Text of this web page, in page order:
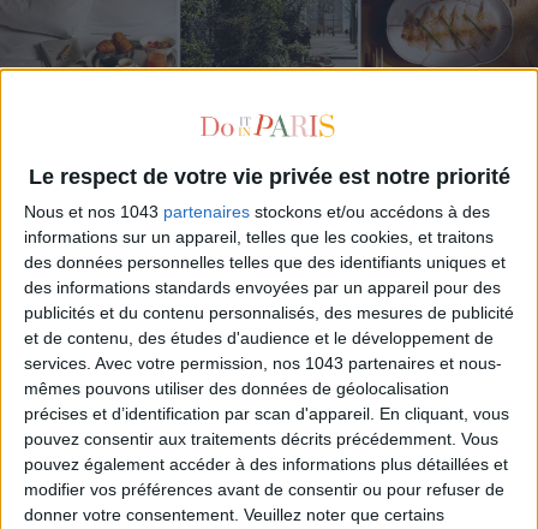
Le respect de votre vie privée est notre priorité
Nous et nos 1043 partenaires stockons et/ou accédons à des
informations sur un appareil, telles que les cookies, et traitons
des données personnelles telles que des identifiants uniques et
des informations standards envoyées par un appareil pour des
publicités et du contenu personnalisés, des mesures de publicité
et de contenu, des études d'audience et le développement de
services. Avec votre permission, nos 1043 partenaires et nous-
mêmes pouvons utiliser des données de géolocalisation
précises et d’identification par scan d'appareil. En cliquant, vous
pouvez consentir aux traitements décrits précédemment. Vous
pouvez également accéder à des informations plus détaillées et
modifier vos préférences avant de consentir ou pour refuser de
donner votre consentement. Veuillez noter que certains
ÉLYSÉE - ÉTOILE: CHIC ADDRESSES TO REMEMBER
SUMMER JEWELRY THAT CAPTURES THE SEASON